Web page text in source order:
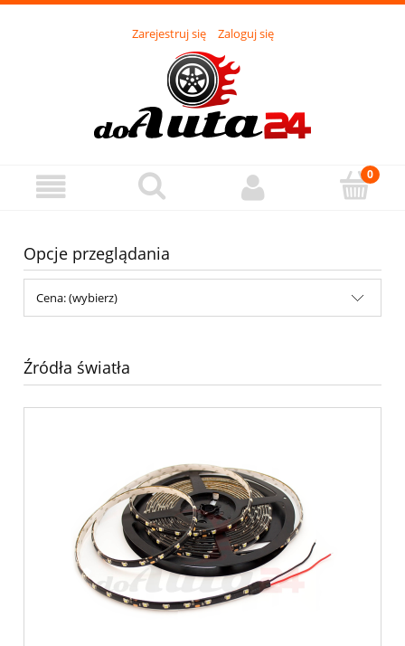
Zarejestruj się Zaloguj się
Opcje przeglądania
Cena: (wybierz)
Źródła światła